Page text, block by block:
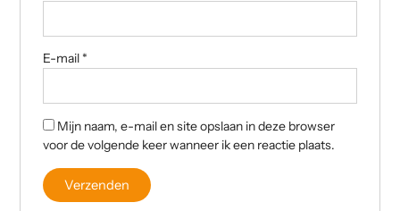
E-mail *
Mijn naam, e-mail en site opslaan in deze browser
voor de volgende keer wanneer ik een reactie plaats.